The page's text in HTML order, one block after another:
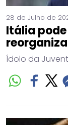
28 de Julho de
Itália
Ídolo da